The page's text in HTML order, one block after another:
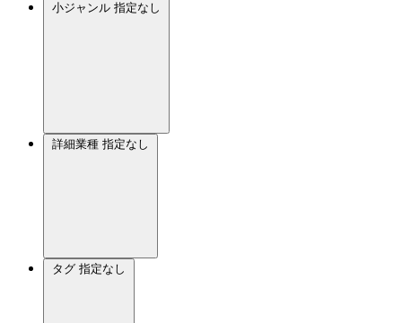
小ジャンル 指定なし
詳細業種 指定なし
タグ 指定なし